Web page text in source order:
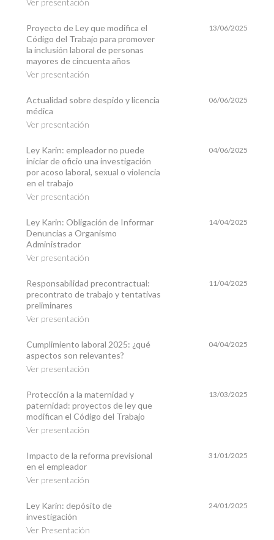
Ver presentación
Proyecto de Ley que modifica el
Código del Trabajo para promover
la inclusión laboral de personas
mayores de cincuenta años
Ver presentación
13/06/2025
Actualidad sobre despido y licencia
médica
Ver presentación
06/06/2025
Ley Karin: empleador no puede
iniciar de oficio una investigación
por acoso laboral, sexual o violencia
en el trabajo
Ver presentación
04/06/2025
Ley Karin: Obligación de Informar
Denuncias a Organismo
Administrador
Ver presentación
14/04/2025
Responsabilidad precontractual:
precontrato de trabajo y tentativas
preliminares
Ver presentación
11/04/2025
Cumplimiento laboral 2025: ¿qué
aspectos son relevantes?
Ver presentación
04/04/2025
Protección a la maternidad y
paternidad: proyectos de ley que
modifican el Código del Trabajo
Ver presentación
13/03/2025
Impacto de la reforma previsional
en el empleador
Ver presentación
31/01/2025
Ley Karin: depósito de
investigación
Ver Presentación
24/01/2025